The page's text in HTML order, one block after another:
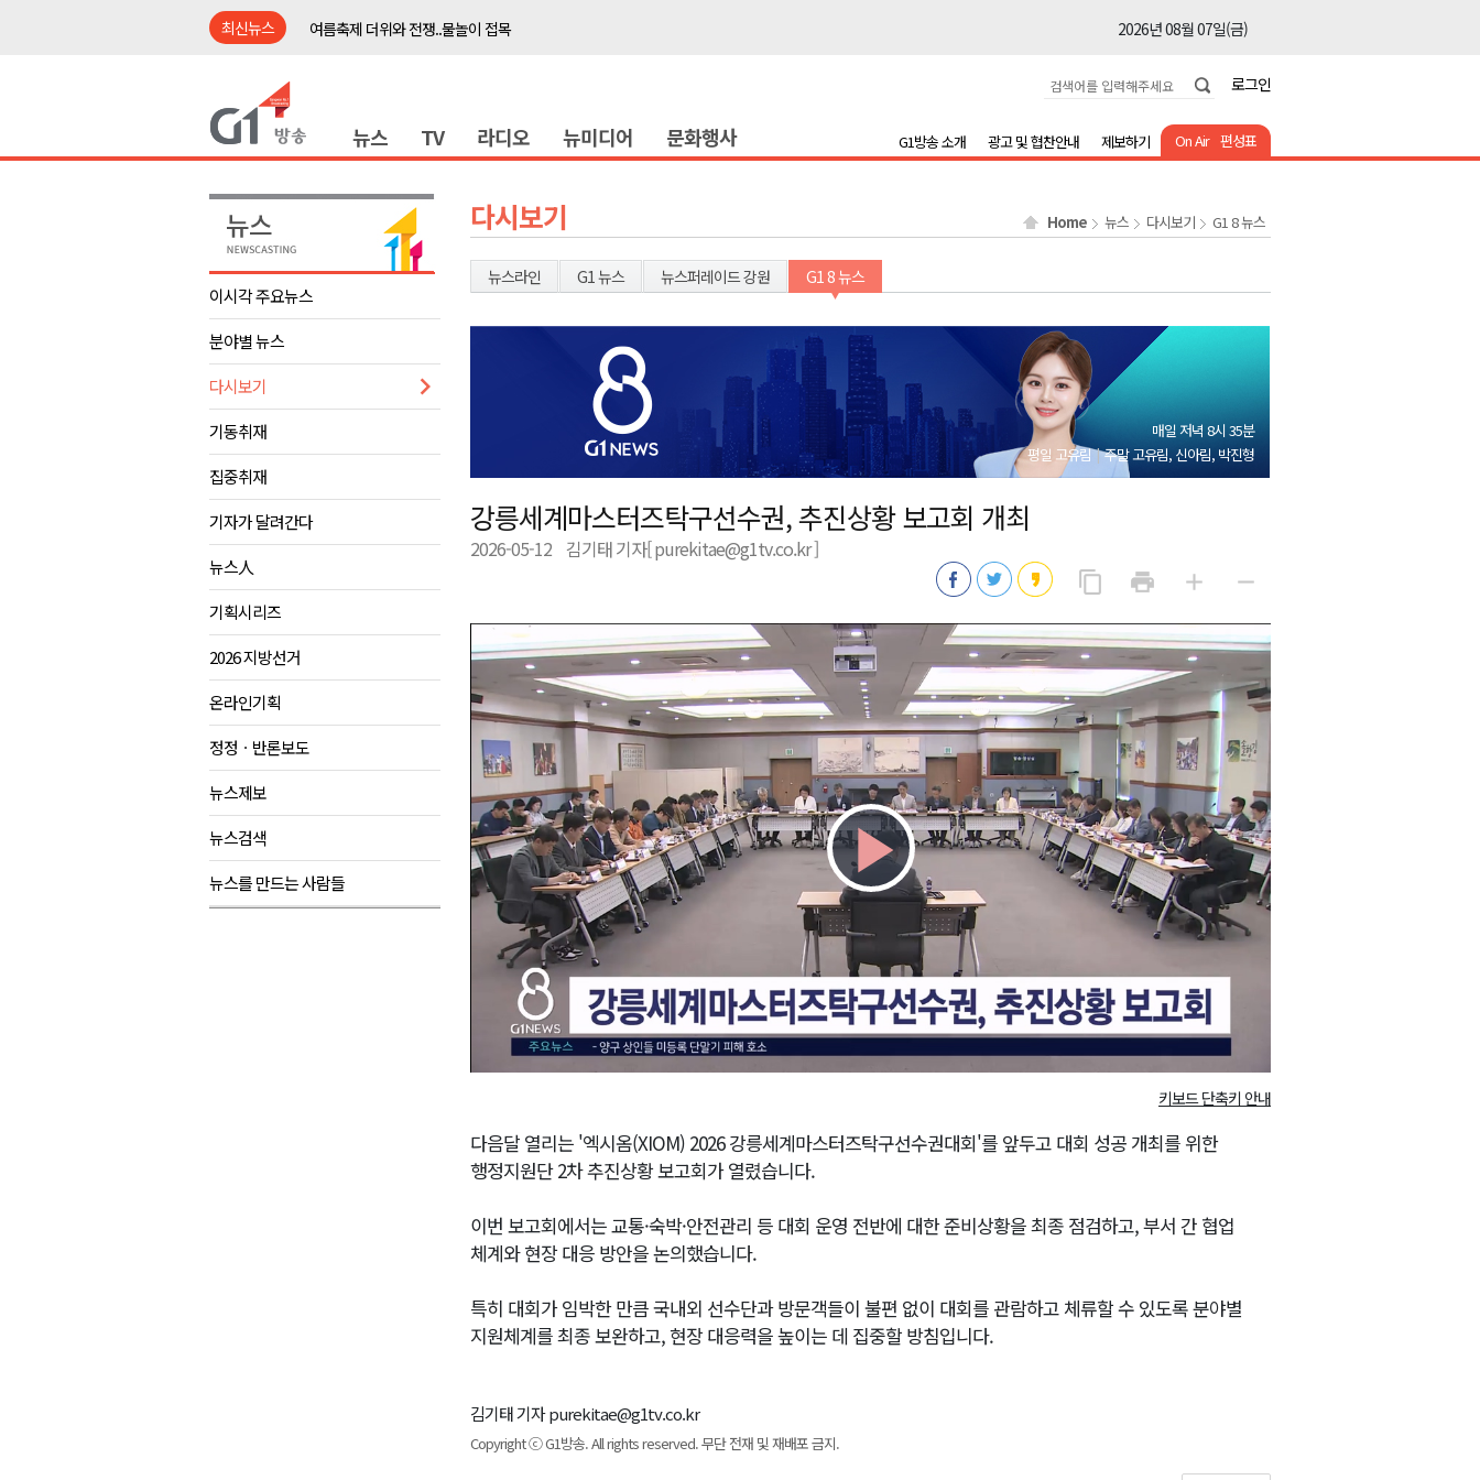
최신뉴스
여름축제 더위와 전쟁..물놀이 접목
2026년 08월 07일(금)
2026년 08월 07일(금)
검찰청 폐지..해결 과제 산적
2026년 08월 07일(금)
영월군, 국·도비 확보 보고회 개최
삼척 공공산후조리원 이전 시급
2026년 08월 07일(금)
강원자치도교육청 교감급 이상 387명 인사
2026년 08월 07일(금)
여름축제 더위와 전쟁..물놀이 접목
2026년 08월 07일(금)
강원도, 최휘영 문체부장관과 정책간담회
2026년 08월 07일(금)
이광재 국회 예결위원장, 강릉시 초청 특별 강연
2026년 08월 07일(금)
육동한 시장, 국제스케이트장 춘천 유치 건의
영월군, 국·도비 확보 보고회 개최
삼척 공공산후조리원 이전 시급
2026년 08월 07일(금)
강원자치도교육청 교감급 이상 387명 인사
2026년 08월 07일(금)
로그인
뉴스 TV 라디오 뉴미디어 문화행사 On Air 편성표
G1방송 소개 광고 및 협찬안내 제보하기
이시각 주요뉴스
분야별 뉴스
다시보기
기동취재
집중취재
기자가 달려간다
뉴스人
기획시리즈
2026 지방선거
온라인기획
정정ㆍ반론보도
뉴스제보
뉴스검색
뉴스를 만드는 사람들
다시보기 Home 뉴스 다시보기 G1 8 뉴스
뉴스라인 G1 뉴스 뉴스퍼레이드 강원 G1 8 뉴스
매일 저녁 8시 35분
평일 고유림
주말 고유림, 신아림, 박진형
강릉세계마스터즈탁구선수권, 추진상황 보고회 개최
2026-05-12 김기태 기자[ purekitae@g1tv.co.kr ]
content_copy
사
print add
게
remove
게
Play
Video
키보드 단축키 안내
다음달 열리는 '엑시옴(XIOM) 2026 강릉세계마스터즈탁구선수권대회'를 앞두고 대회 성공 개최를 위한
행정지원단 2차 추진상황 보고회가 열렸습니다.
이번 보고회에서는 교통·숙박·안전관리 등 대회 운영 전반에 대한 준비상황을 최종 점검하고, 부서 간 협업
체계와 현장 대응 방안을 논의했습니다.
특히 대회가 임박한 만큼 국내외 선수단과 방문객들이 불편 없이 대회를 관람하고 체류할 수 있도록 분야별
지원체계를 최종 보완하고, 현장 대응력을 높이는 데 집중할 방침입니다.
김기태 기자 purekitae@g1tv.co.kr
Copyright ⓒ G1방송. All rights reserved. 무단 전재 및 재배포 금지.